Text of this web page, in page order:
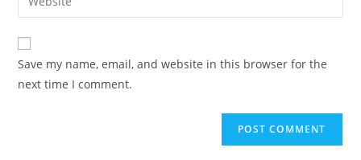
Save my name, email, and website in this browser for the
next time I comment.